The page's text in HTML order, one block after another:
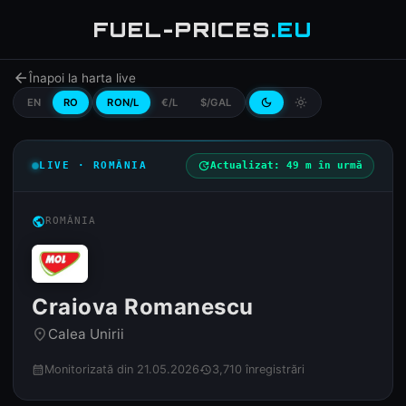
FUEL-PRICES.EU
arrow_backÎnapoi la harta live
EN RO RON/L €/L $/GAL dark_mode light_mode
LIVE · ROMÂNIA updateActualizat: 49 m în urmă
publicROMÂNIA
Craiova Romanescu
place Calea Unirii
calendar_month Monitorizată din 21.05.2026history3,710 înregistrări